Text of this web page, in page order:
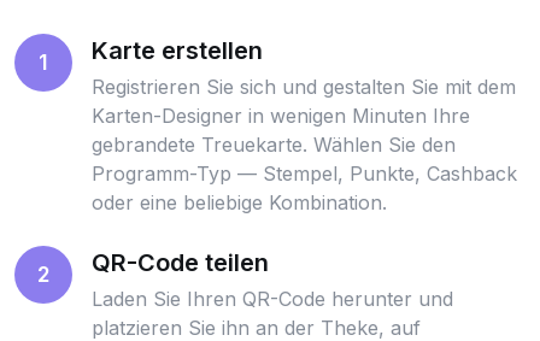
1 Karte erstellen
Registrieren Sie sich und gestalten Sie mit dem
Karten-Designer in wenigen Minuten Ihre
gebrandete Treuekarte. Wählen Sie den
Programm-Typ — Stempel, Punkte, Cashback
oder eine beliebige Kombination.
2 QR-Code teilen
Laden Sie Ihren QR-Code herunter und
platzieren Sie ihn an der Theke, auf